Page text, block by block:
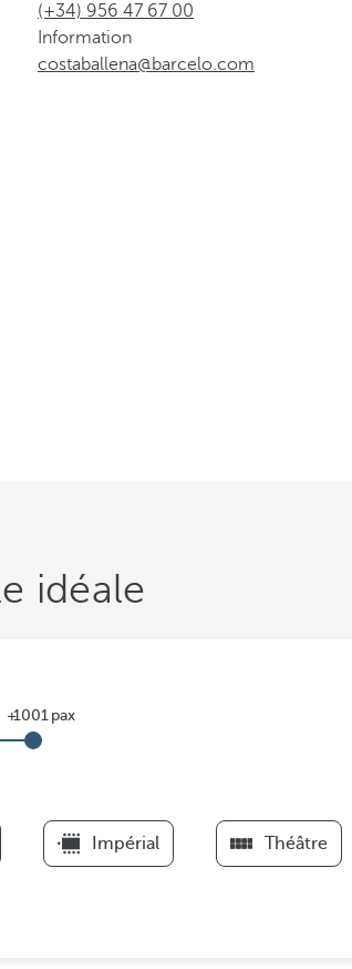
(+34) 956 47 67 00
Information
costaballena@barcelo.com
idéale
Impérial Théâtre